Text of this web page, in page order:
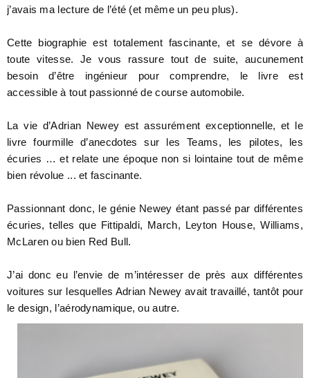
j’avais ma lecture de l’été (et même un peu plus).
Cette biographie est totalement fascinante, et se dévore à
toute vitesse. Je vous rassure tout de suite, aucunement
besoin d’être ingénieur pour comprendre, le livre est
accessible à tout passionné de course automobile.
La vie d’Adrian Newey est assurément exceptionnelle, et le
livre fourmille d’anecdotes sur les Teams, les pilotes, les
écuries … et relate une époque non si lointaine tout de même
bien révolue ... et fascinante.
Passionnant donc, le génie Newey étant passé par différentes
écuries, telles que Fittipaldi, March, Leyton House, Williams,
McLaren ou bien Red Bull.
J’ai donc eu l’envie de m’intéresser de près aux différentes
voitures sur lesquelles Adrian Newey avait travaillé, tantôt pour
le design, l’aérodynamique, ou autre.